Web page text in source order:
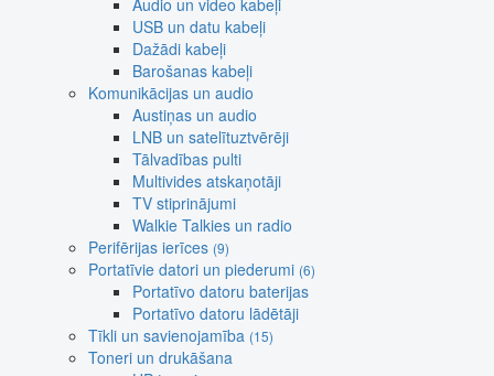
Audio un video kabeļi
USB un datu kabeļi
Dažādi kabeļi
Barošanas kabeļi
Komunikācijas un audio
Austiņas un audio
LNB un satelītuztvērēji
Tālvadības pulti
Multivides atskaņotāji
TV stiprinājumi
Walkie Talkies un radio
Perifērijas ierīces (9)
Portatīvie datori un piederumi (6)
Portatīvo datoru baterijas
Portatīvo datoru lādētāji
Tīkli un savienojamība (15)
Toneri un drukāšana